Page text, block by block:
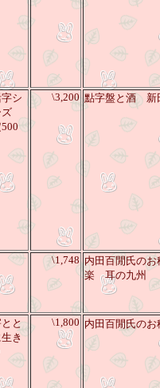
シ
ズ
\3,200 點字盤と酒
\1,748 内田百閒氏の
楽 耳の九州
と
生き
\1,800 内田百閒氏の